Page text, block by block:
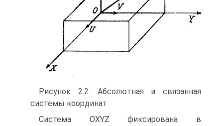
Рисунок 2.2. Абсолютная и связанная
системы координат
Система OXYZ фиксирована в